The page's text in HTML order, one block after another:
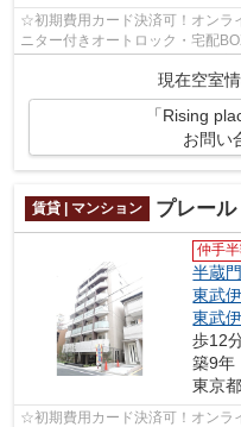
☆初期費用カード決済可！オン
ニター付きオートロック・宅配
現在空室
「Rising
お問い
賃貸 | マンション プレー
仲手
半蔵
東武
東武
歩12
築9年
東京
☆初期費用カード決済可！オン